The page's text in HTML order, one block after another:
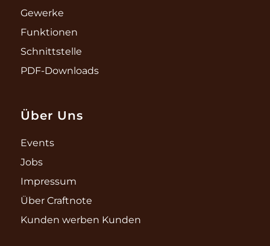
Gewerke
Funktionen
Schnittstelle
PDF-Downloads
Über Uns
Events
Jobs
Impressum
Über Craftnote
Kunden werben Kunden